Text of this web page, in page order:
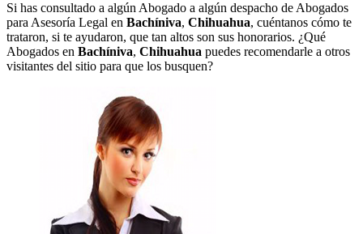
Si has consultado a algún Abogado a algún despacho de Abogados
para Asesoría Legal en Bachíniva, Chihuahua, cuéntanos cómo te
trataron, si te ayudaron, que tan altos son sus honorarios. ¿Qué
Abogados en Bachíniva, Chihuahua puedes recomendarle a otros
visitantes del sitio para que los busquen?